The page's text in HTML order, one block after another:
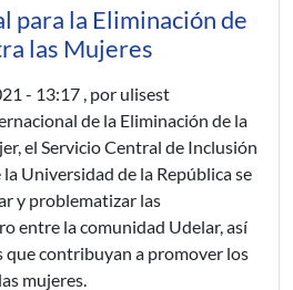
para la Eliminación de
las Mujeres
- 13:17 , por ulisest
de la Eliminación de la
el Servicio Central de Inclusión
Universidad de la República se
y problematizar las
entre la comunidad Udelar, así
que contribuyan a promover los
mujeres.